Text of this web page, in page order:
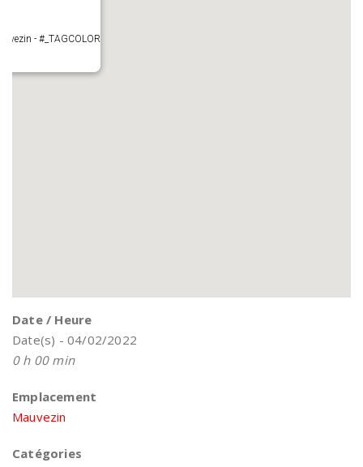
- #_TAGCOLOR
Date / Heure
Date(s) - 04/02/2022
0 h 00 min
Emplacement
Mauvezin
Catégories